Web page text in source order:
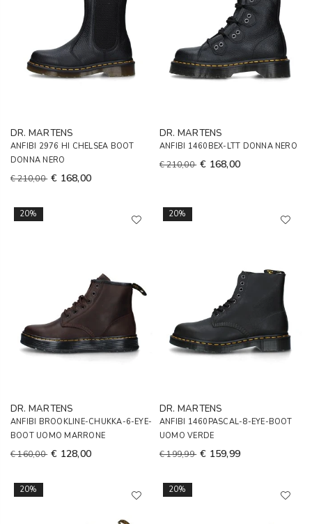
DR. MARTENS
ANFIBI 2976 HI CHELSEA BOOT
DONNA NERO
€ 210,00 € 168,00
DR. MARTENS
ANFIBI 1460BEX-LTT DONNA NERO
€ 210,00 € 168,00
20%
DR. MARTENS
ANFIBI BROOKLINE-CHUKKA-6-EYE-
BOOT UOMO MARRONE
€ 160,00 € 128,00
20%
DR. MARTENS
ANFIBI 1460PASCAL-8-EYE-BOOT
UOMO VERDE
€ 199,99 € 159,99
20% 20%